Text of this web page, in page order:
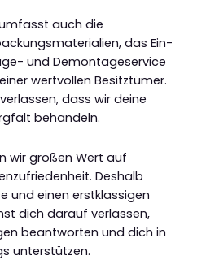
auch die
das Ein-
und Demontageservice
wertvollen Besitztümer.
dass wir deine
behandeln.
wir großen Wert auf
Deshalb
und einen erstklassigen
dich darauf verlassen,
beantworten und dich in
unterstützen.